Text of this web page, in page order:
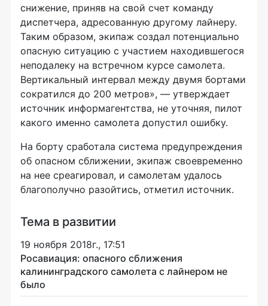
снижение, приняв на свой счет команду
диспетчера, адресованную другому лайнеру.
Таким образом, экипаж создал потенциально
опасную ситуацию с участием находившегося
неподалеку на встречном курсе самолета.
Вертикальный интервал между двумя бортами
сократился до 200 метров», — утверждает
источник информагентства, не уточняя, пилот
какого именно самолета допустил ошибку.
На борту сработала система предупреждения
об опасном сближении, экипаж своевременно
на нее среагировал, и самолетам удалось
благополучно разойтись, отметил источник.
Тема в развитии
19 ноября 2018г., 17:51
Росавиация: опасного сближения
калининградского самолета с лайнером не
было